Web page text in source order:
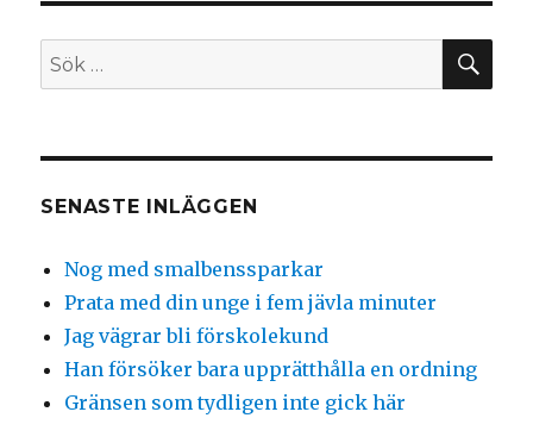
E
SIDA
Sök
efter:
SENASTE INLÄGGEN
Nog med smalbenssparkar
Prata med din unge i fem jävla minuter
Jag vägrar bli förskolekund
Han försöker bara upprätthålla en ordning
Gränsen som tydligen inte gick här